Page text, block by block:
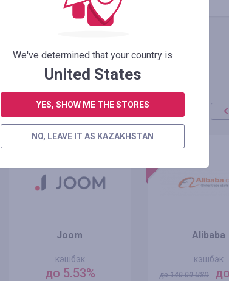
ОСТАВИТЬ ОТЗЫВ
Joom
кэшбэк
до 5.53%
акция
+100%
Alibaba
кэшбэк
до140.00USD
We've determined that your country is
United States
YES, SHOW ME THE STORES
NO, LEAVE IT AS KAZAKHSTAN